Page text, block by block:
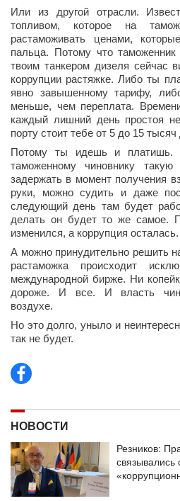
Или из другой отрасли.
топливом, которое на
растаможивать ценами,
пальца. Потому что
твоим танкером дизеля сейчас
коррупции растяжке. Либо ты
явно завышенному тарифу,
меньше, чем переплата.
каждый лишний день простоя
порту стоит тебе от 5 до 15
Потому ты идешь и платишь.
таможенному чиновнику
задержать в момент получения
руки, можно судить и даже
следующий день там будет
делать он будет то же самое.
изменился, а коррупция осталась.
А можно принудительно решить
растаможка происходит
международной бирже. Ни
дороже. И все. И власть
воздухе.
Но это долго, уныло и
так не будет.
НОВОСТИ
Резников:
связывались